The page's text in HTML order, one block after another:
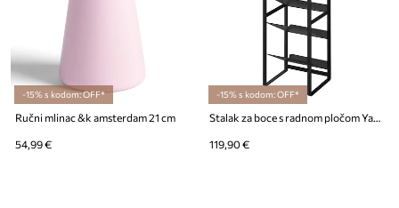
-15% s kodom: OFF*
Ručni mlinac &k amsterdam 21 cm
54,99 €
-15% s kodom: OFF*
Stalak za boce s radnom pločom Yamazaki Tower 88,5 cm
119,90 €